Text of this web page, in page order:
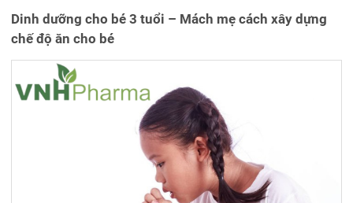
Dinh dưỡng cho bé 3 tuổi – Mách mẹ cách xây dựng
chế độ ăn cho bé